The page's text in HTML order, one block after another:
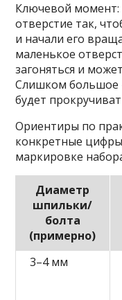
Ключевой момент:
отверстие так,
и начали его
маленькое
загоняться и
Слишком большое
будет
Ориентиры по
конкретные
маркировке
Диаметр
шпильки/
болта
(примерно)
3–4 мм